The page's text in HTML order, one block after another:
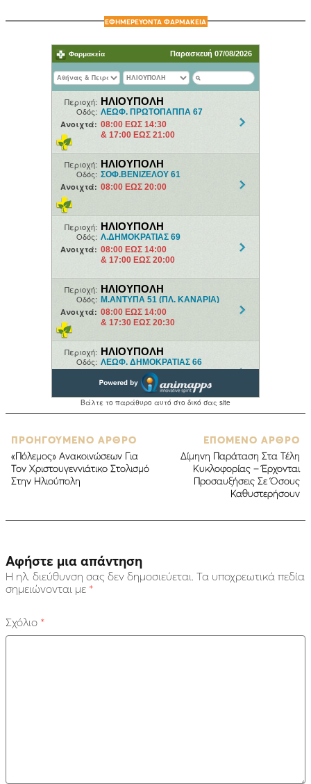
ΕΦΗΜΕΡΕΥΟΝΤΑ ΦΑΡΜΑΚΕΙΑ
ΠΡΟΗΓΟΥΜΕΝΟ ΑΡΘΡΟ
«Πόλεμος» Ανακοινώσεων Για
Τον Χριστουγεννιάτικο Στολισμό
Στην Ηλιούπολη
ΕΠΟΜΕΝΟ ΑΡΘΡΟ
Δίμηνη Παράταση Στα Τέλη
Κυκλοφορίας – Έρχονται
Προσαυξήσεις Σε Όσους
Καθυστερήσουν
Αφήστε μια απάντηση
Η ηλ. διεύθυνση σας δεν δημοσιεύεται. Τα υποχρεωτικά πεδία
σημειώνονται με *
Σχόλιο *